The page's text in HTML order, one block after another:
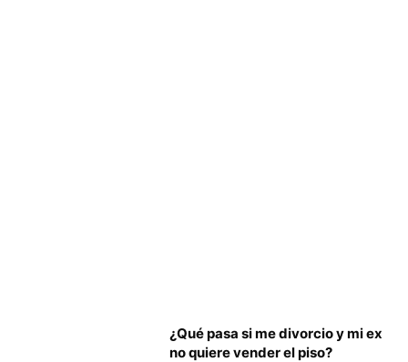
¿Qué pasa si me divorcio y mi ex
no quiere vender el piso?